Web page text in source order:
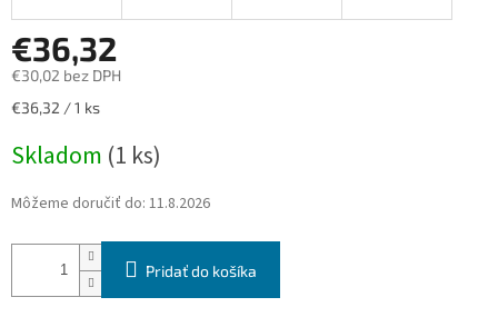
€36,32
€30,02 bez DPH
Jednotková
€36,32 / 1 ks
Skladom (1 ks)
Môžeme doručiť do: 11.8.2026
Pridať do košíka